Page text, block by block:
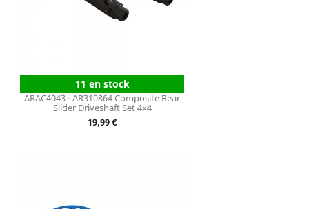
11 en stock
ARAC4043 - AR310864 Composite Rear
Slider Driveshaft Set 4x4
Prix
19,99 €